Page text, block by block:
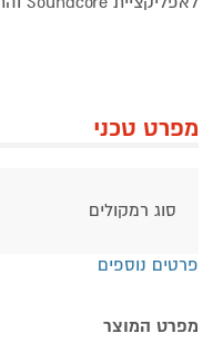
מפרט טכני
סוג רמקולים
פרטים נוספים
מפרט המוצר